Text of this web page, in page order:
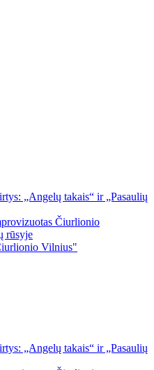
„Angelų takais“ ir „Pasaulių
Čiurlionio
rūsyje
Vilnius"
„Angelų takais“ ir „Pasaulių